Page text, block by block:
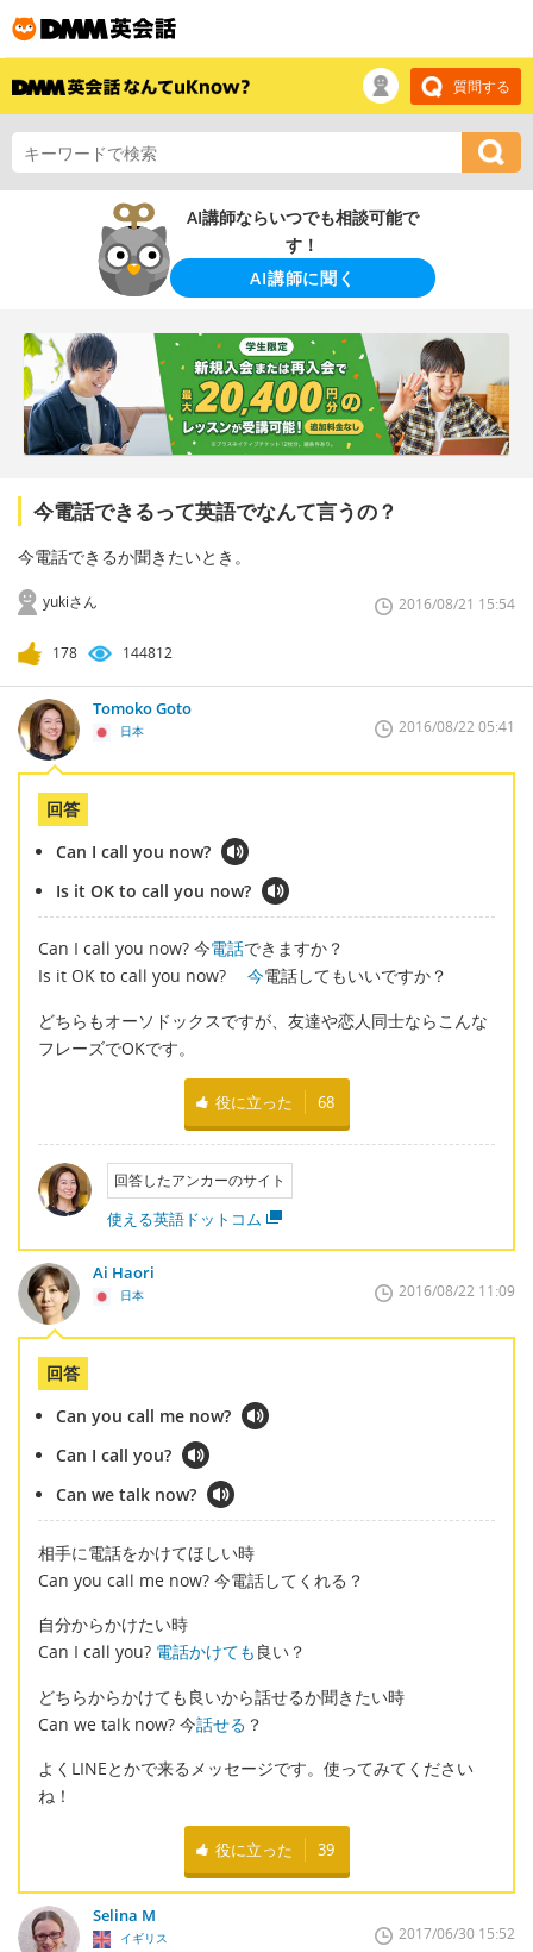
質問する
AI講師ならいつでも相談可能で
す！
AI講師に聞く
今電話できるって英語でなんて言うの？
今電話できるか聞きたいとき。
yukiさん 2016/08/21 15:54
178 144812
Tomoko Goto
日本 2016/08/22 05:41
回答
Can I call you now?
Is it OK to call you now?
Can I call you now? 今電話できますか？
Is it OK to call you now? 今電話してもいいですか？
どちらもオーソドックスですが、友達や恋人同士ならこんな
フレーズでOKです。
役に立った 68
回答したアンカーのサイト
使える英語ドットコム
Ai Haori
日本 2016/08/22 11:09
回答
Can you call me now?
Can I call you?
Can we talk now?
相手に電話をかけてほしい時
Can you call me now? 今電話してくれる？
自分からかけたい時
Can I call you? 電話かけても 良い？
どちらからかけても良いから話せるか聞きたい時
Can we talk now? 今話せる ？
よくLINEとかで来るメッセージです。使ってみてください
ね！
役に立った 39
Selina M
イギリス 2017/06/30 15:52